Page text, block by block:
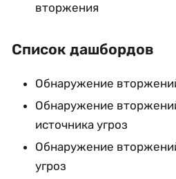
вторжения
Список дашбордов
Обнаружение
Обнаружение
источника угроз
Обнаружение
угроз